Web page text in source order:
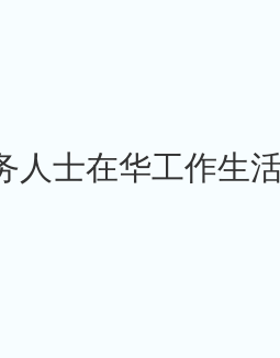
士在华工作生